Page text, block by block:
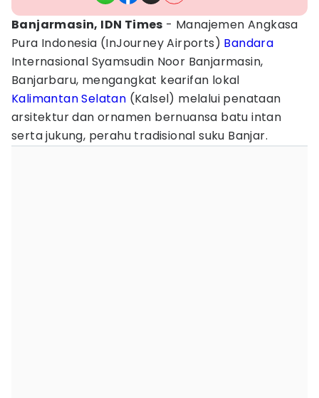
Banjarmasin, IDN Times - Manajemen Angkasa
Pura Indonesia (InJourney Airports) Bandara
Internasional Syamsudin Noor Banjarmasin,
Banjarbaru, mengangkat kearifan lokal
Kalimantan Selatan (Kalsel) melalui penataan
arsitektur dan ornamen bernuansa batu intan
serta jukung, perahu tradisional suku Banjar.